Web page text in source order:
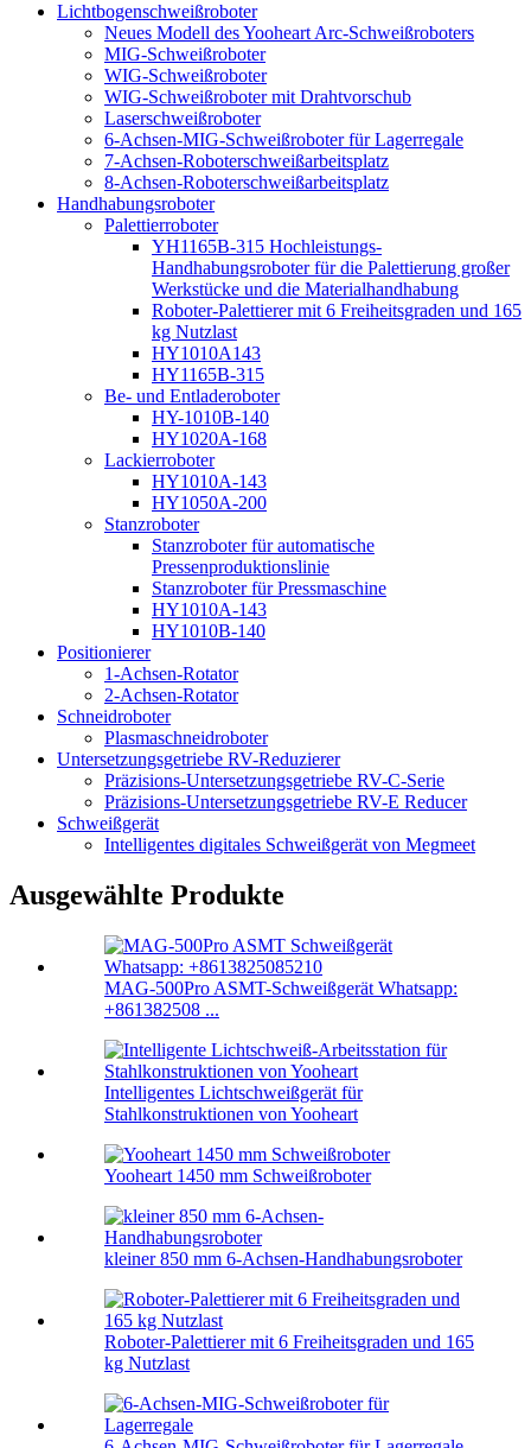
Lichtbogenschweißroboter
Neues Modell des Yooheart Arc-Schweißroboters
MIG-Schweißroboter
WIG-Schweißroboter
WIG-Schweißroboter mit Drahtvorschub
Laserschweißroboter
6-Achsen-MIG-Schweißroboter für Lagerregale
7-Achsen-Roboterschweißarbeitsplatz
8-Achsen-Roboterschweißarbeitsplatz
Handhabungsroboter
Palettierroboter
YH1165B-315 Hochleistungs-
Handhabungsroboter für die Palettierung großer
Werkstücke und die Materialhandhabung
Roboter-Palettierer mit 6 Freiheitsgraden und 165
kg Nutzlast
HY1010A143
HY1165B-315
Be- und Entladeroboter
HY-1010B-140
HY1020A-168
Lackierroboter
HY1010A-143
HY1050A-200
Stanzroboter
Stanzroboter für automatische
Pressenproduktionslinie
Stanzroboter für Pressmaschine
HY1010A-143
HY1010B-140
Positionierer
1-Achsen-Rotator
2-Achsen-Rotator
Schneidroboter
Plasmaschneidroboter
Untersetzungsgetriebe RV-Reduzierer
Präzisions-Untersetzungsgetriebe RV-C-Serie
Präzisions-Untersetzungsgetriebe RV-E Reducer
Schweißgerät
Intelligentes digitales Schweißgerät von Megmeet
Ausgewählte Produkte
MAG-500Pro ASMT-Schweißgerät Whatsapp:
+861382508 ...
Intelligentes Lichtschweißgerät für
Stahlkonstruktionen von Yooheart
Yooheart 1450 mm Schweißroboter
kleiner 850 mm 6-Achsen-Handhabungsroboter
Roboter-Palettierer mit 6 Freiheitsgraden und 165
kg Nutzlast